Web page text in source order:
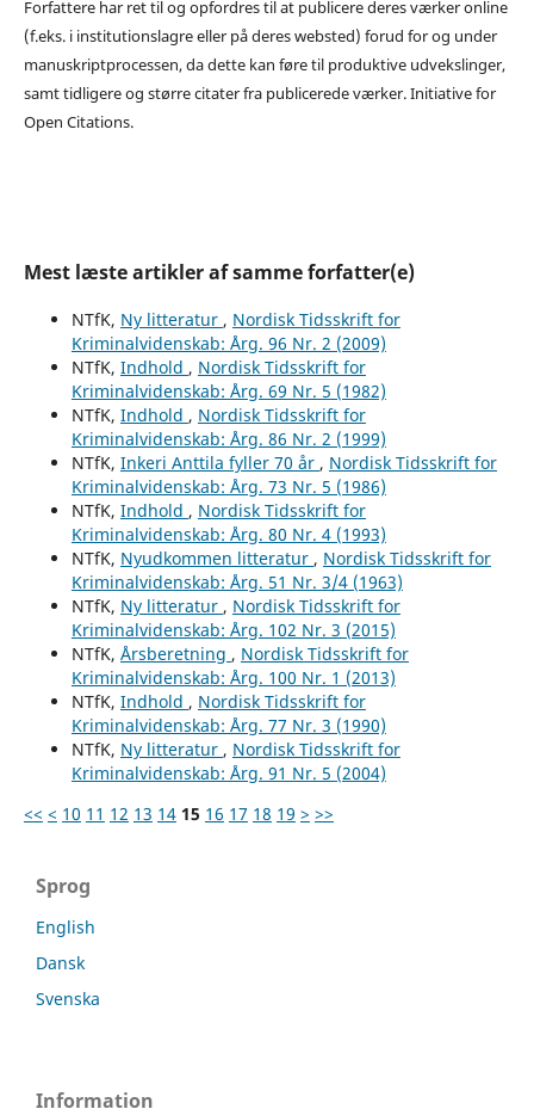
Forfattere har ret til og opfordres til at publicere deres værker online
(f.eks. i institutionslagre eller på deres websted) forud for og under
manuskriptprocessen, da dette kan føre til produktive udvekslinger,
samt tidligere og større citater fra publicerede værker. Initiative for
Open Citations.
Mest læste artikler af samme forfatter(e)
NTfK, Ny litteratur , Nordisk Tidsskrift for
Kriminalvidenskab: Årg. 96 Nr. 2 (2009)
NTfK, Indhold , Nordisk Tidsskrift for
Kriminalvidenskab: Årg. 69 Nr. 5 (1982)
NTfK, Indhold , Nordisk Tidsskrift for
Kriminalvidenskab: Årg. 86 Nr. 2 (1999)
NTfK, Inkeri Anttila fyller 70 år , Nordisk Tidsskrift for
Kriminalvidenskab: Årg. 73 Nr. 5 (1986)
NTfK, Indhold , Nordisk Tidsskrift for
Kriminalvidenskab: Årg. 80 Nr. 4 (1993)
NTfK, Nyudkommen litteratur , Nordisk Tidsskrift for
Kriminalvidenskab: Årg. 51 Nr. 3/4 (1963)
NTfK, Ny litteratur , Nordisk Tidsskrift for
Kriminalvidenskab: Årg. 102 Nr. 3 (2015)
NTfK, Årsberetning , Nordisk Tidsskrift for
Kriminalvidenskab: Årg. 100 Nr. 1 (2013)
NTfK, Indhold , Nordisk Tidsskrift for
Kriminalvidenskab: Årg. 77 Nr. 3 (1990)
NTfK, Ny litteratur , Nordisk Tidsskrift for
Kriminalvidenskab: Årg. 91 Nr. 5 (2004)
<< < 10 11 12 13 14 15 16 17 18 19 > >>
Sprog
English
Dansk
Svenska
Information